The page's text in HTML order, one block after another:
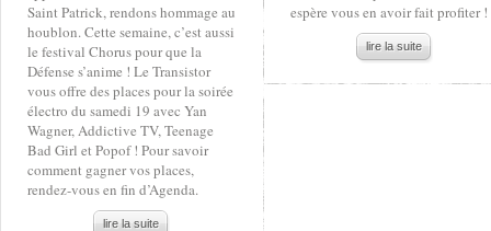
Saint Patrick, rendons hommage au
houblon. Cette semaine, c’est aussi
le festival Chorus pour que la
Défense s’anime ! Le Transistor
vous offre des places pour la soirée
électro du samedi 19 avec Yan
Wagner, Addictive TV, Teenage
Bad Girl et Popof ! Pour savoir
comment gagner vos places,
rendez-vous en fin d’Agenda.
lire la suite
espère vous en avoir fait profiter !
lire la suite